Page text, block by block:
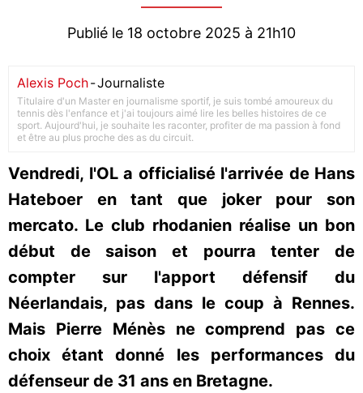
Publié le 18 octobre 2025 à 21h10
Alexis Poch-Journaliste
Titulaire d'un Master en journalisme sportif, je suis tombé amoureux du
tennis dès l'enfance et j'ai toujours aimé lire les belles histoires de ce
sport. Aujourd'hui, je souhaite les raconter, profiter de ma passion à fond
et être au plus proche des as du circuit.
Vendredi, l'OL a officialisé l'arrivée de Hans
Hateboer en tant que joker pour son
mercato. Le club rhodanien réalise un bon
début de saison et pourra tenter de
compter sur l'apport défensif du
Néerlandais, pas dans le coup à Rennes.
Mais Pierre Ménès ne comprend pas ce
choix étant donné les performances du
défenseur de 31 ans en Bretagne.